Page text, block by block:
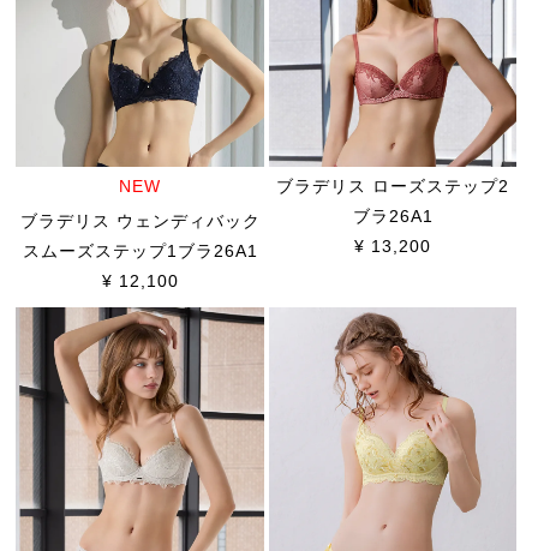
NEW
ブラデリス ウェンディバック
スムーズステップ1ブラ26A1
¥ 12,100
ブラデリス ローズステップ2
ブラ26A1
¥ 13,200